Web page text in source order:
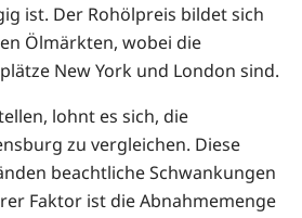
ist. Der Rohölpreis bildet sich
Ölmärkten, wobei die
New York und London sind.
lohnt es sich, die
zu vergleichen. Diese
beachtliche Schwankungen
Faktor ist die Abnahmemenge